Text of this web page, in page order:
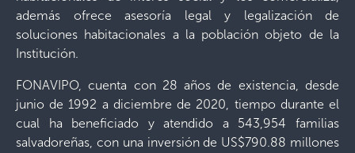
además ofrece asesoría legal y legalización de
soluciones habitacionales a la población objeto de la
Institución.
FONAVIPO, cuenta con 28 años de existencia, desde
junio de 1992 a diciembre de 2020, tiempo durante el
cual ha beneficiado y atendido a 543,954 familias
salvadoreñas, con una inversión de US$790.88 millones